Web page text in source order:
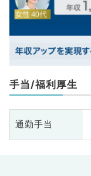
手当/福利厚生
通勤手当